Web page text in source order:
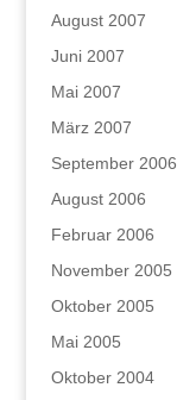
August 2007
Juni 2007
Mai 2007
März 2007
September 2006
August 2006
Februar 2006
November 2005
Oktober 2005
Mai 2005
Oktober 2004